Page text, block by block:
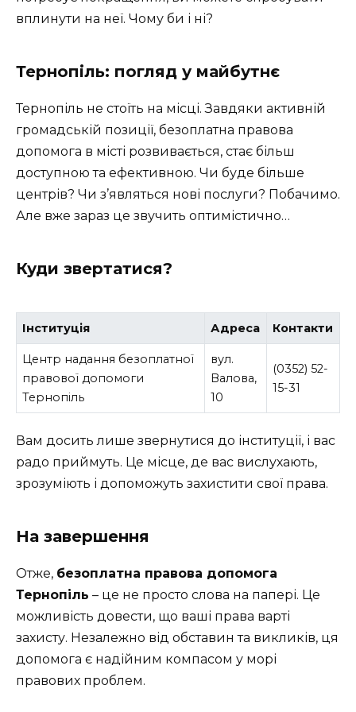
вплинути на неї. Чому би і ні?
Тернопіль: погляд у майбутнє
Тернопіль не стоїть на місці. Завдяки активній
громадській позиції, безоплатна правова
допомога в місті розвивається, стає більш
доступною та ефективною. Чи буде більше
центрів? Чи з’являться нові послуги? Побачимо.
Але вже зараз це звучить оптимістично…
Куди звертатися?
Інституція Адреса Контакти
Центр надання безоплатної
правової допомоги
Тернопіль
вул.
Валовa,
10
(0352) 52-
15-31
Вам досить лише звернутися до інституції, і вас
радо приймуть. Це місце, де вас вислухають,
зрозуміють і допоможуть захистити свої права.
На завершення
Отже, безоплатна правова допомога
Тернопіль – це не просто слова на папері. Це
можливість довести, що ваші права варті
захисту. Незалежно від обставин та викликів, ця
допомога є надійним компасом у морі
правових проблем.